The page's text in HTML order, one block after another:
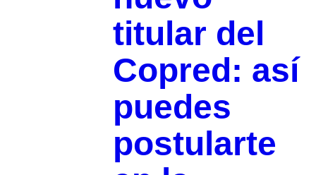
titular del
Copred: así
puedes
postularte